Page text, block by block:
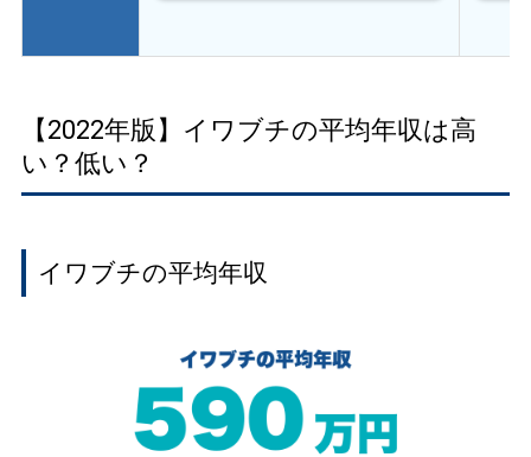
【2022年版】イワブチの平均年収は高
い？低い？
イワブチの平均年収